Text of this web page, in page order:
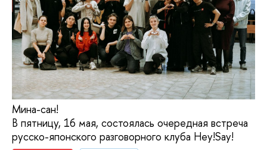
Мина-сан!
В пятницу, 16 мая, состоялась очередная встреча
русско-японского разговорного клуба Hey!Say!